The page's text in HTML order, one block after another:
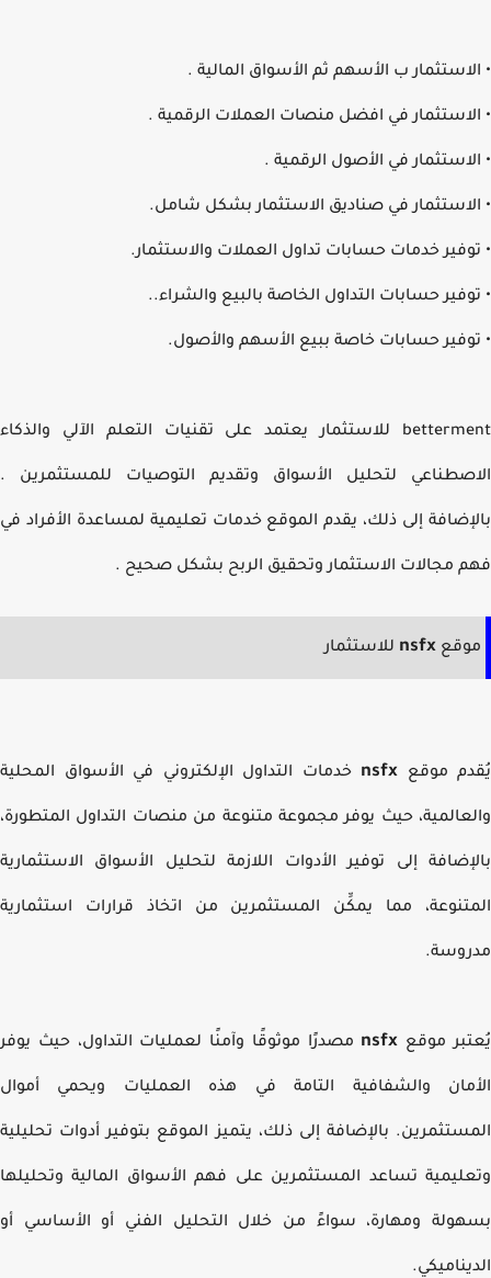
ب الأسهم ثم الأسواق المالية .
في افضل منصات العملات الرقمية .
في الأصول الرقمية .
في صناديق الاستثمار بشكل شامل.
خدمات حسابات تداول العملات والاستثمار.
حسابات التداول الخاصة بالبيع والشراء..
حسابات خاصة ببيع الأسهم والأصول.
للاستثمار يعتمد على تقنيات التعلم الآلي والذكاء
لتحليل الأسواق وتقديم التوصيات للمستثمرين.
إلى ذلك، يقدم الموقع خدمات تعليمية لمساعدة الأفراد في
مجالات الاستثمار وتحقيق الربح بشكل صحيح .
nsfx للاستثمار
موقعnsfxخدمات التداول الإلكتروني في الأسواق المحلية
حيث يوفر مجموعة متنوعة من منصات التداول المتطورة،
إلى توفير الأدوات اللازمة لتحليل الأسواق الاستثمارية
مما يمكِّن المستثمرين من اتخاذ قرارات استثمارية
موقعnsfx مصدرًا موثوقًا وآمنًا لعمليات التداول، حيث يوفر
والشفافية التامة في هذه العمليات ويحمي أموال
بالإضافة إلى ذلك، يتميز الموقع بتوفير أدوات تحليلية
تساعد المستثمرين على فهم الأسواق المالية وتحليلها
ومهارة، سواءً من خلال التحليل الفني أو الأساسي أو